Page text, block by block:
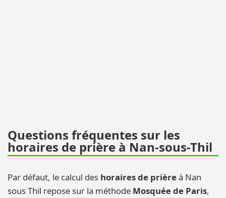
Questions fréquentes sur les
horaires de prière à Nan-sous-Thil
Par défaut, le calcul des horaires de prièreà Nan
sous Thil repose sur la méthode Mosquée de Paris,